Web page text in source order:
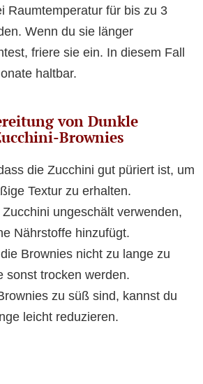
Raumtemperatur für bis zu 3
Wenn du sie länger
friere sie ein. In diesem Fall
haltbar.
von Dunkle
Brownies
die Zucchini gut püriert ist, um
Textur zu erhalten.
ungeschält verwenden,
Nährstoffe hinzufügt.
Brownies nicht zu lange zu
sonst trocken werden.
zu süß sind, kannst du
leicht reduzieren.